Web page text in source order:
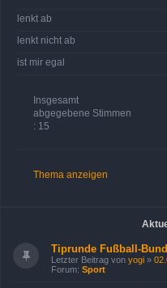
lenkt ab
lenkt nicht ab
ist mir egal
Insgesamt
abgegebene Stimmen
: 15
Thema anzeigen
Tiprunde Fußball-
Letzter Beitrag von yogi »
Forum: Sport